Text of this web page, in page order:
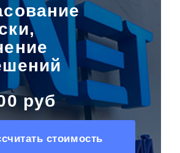
руб
стоимость